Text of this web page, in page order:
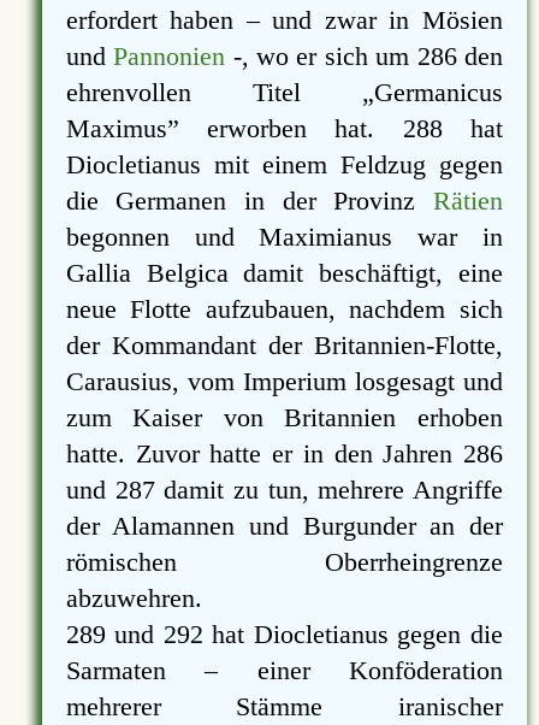
erfordert haben – und zwar in Mösien
undPannonien -, wo er sich um 286 den
ehrenvollen Titel
Germanicus
Maximus
erworben hat. 288 hat
Diocletianus mit einem Feldzug gegen
die Germanen in der Provinz Rätien
begonnen und Maximianus war in
Gallia Belgica damit beschäftigt, eine
neue Flotte aufzubauen, nachdem sich
der Kommandant der Britannien-Flotte,
Carausius, vom Imperium losgesagt und
zum Kaiser von Britannien erhoben
hatte. Zuvor hatte er in den Jahren 286
und 287 damit zu tun, mehrere Angriffe
der Alamannen und Burgunder an der
römischen Oberrheingrenze
abzuwehren.
289 und 292 hat Diocletianus gegen die
Sarmaten – einer Konföderation
mehrerer Stämme iranischer